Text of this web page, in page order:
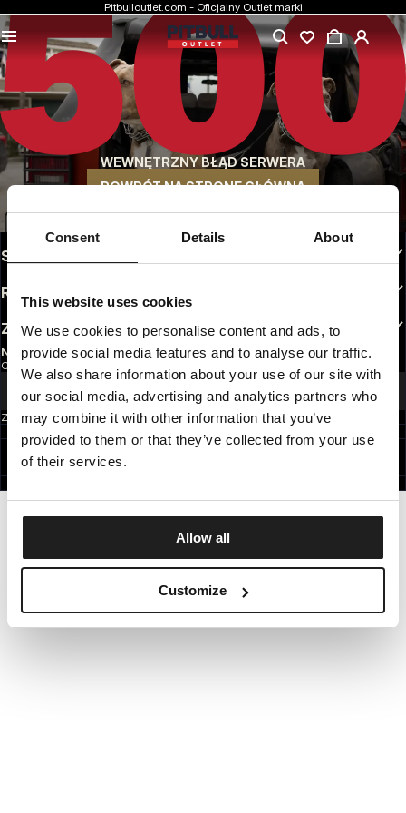
Consent Details About
This website uses cookies
We use cookies to personalise content and ads, to
provide social media features and to analyse our traffic.
We also share information about your use of our site with
our social media, advertising and analytics partners who
may combine it with other information that you’ve
provided to them or that they’ve collected from your use
of their services.
Allow all
Customize
Pitbulloutlet.com - Oficjalny Outlet marki
WEWNĘTRZNY BŁĄD SERWERA
POWRÓT NA STRONĘ GŁÓWNĄ
NAJNIŻSZE CENY
Markowa odzież Pitbull w rewelacyjnych cenach.
SZYBKA WYSYŁKA
Wygodne sposoby wysyłki do wyboru
30 DNI NA ZWROT
Bez tłumaczeń. Dogodne opcje zwrotu do wyboru
INFO
STREFA KLIENTA
REGULAMINY
ZAOBSERWUJ NAS
NEWSLETTER
Chcesz otrzymywać informacje o najnowszych promocjach i nowościach?
Email address
ZAREJESTRUJ SIĘ
Zapisując się do newslettera akceptujeszpolitykę prywatności.
POLAND
©1997 - 2026 PITBULL WSZELKIE PRAWA ZASTRZEŻONE.